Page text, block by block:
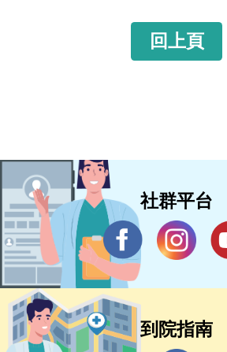
回上頁
社群平台
到院指南